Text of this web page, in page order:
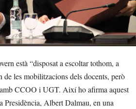
està “disposat a escoltar tothom, a
de les mobilitzacions dels docents, però
amb CCOO i UGT. Així ho afirma aquest
Presidència, Albert Dalmau, en una